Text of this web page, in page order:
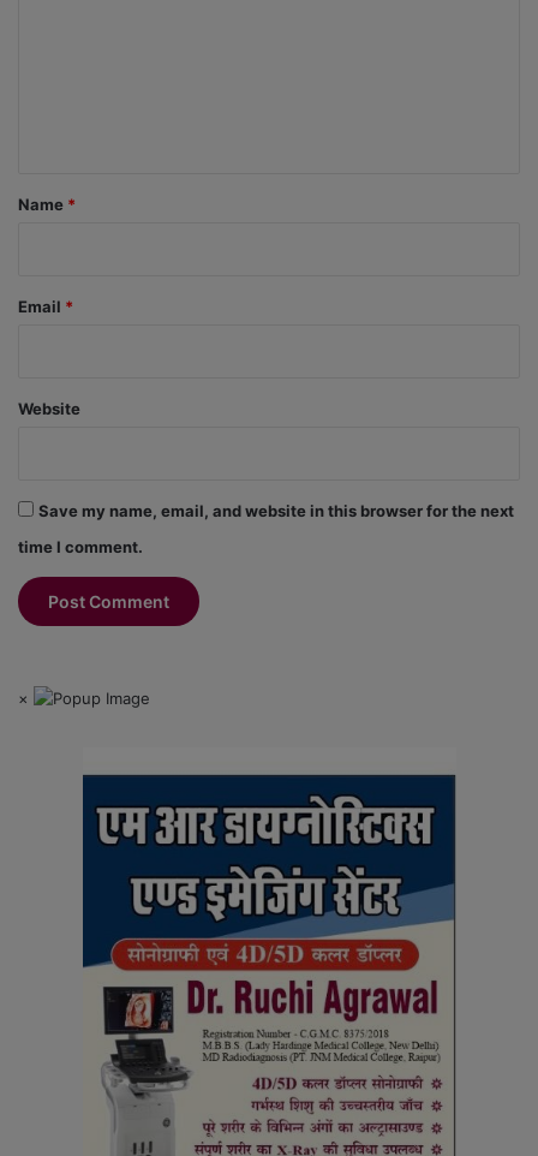
*
Name *
Email *
Website
Save my name, email, and website in this browser for the next
time I comment.
×